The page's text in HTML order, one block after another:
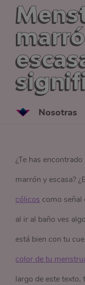
Nosotras
¿Te has
marrón y escasa?
cólicos como señal
al ir al baño ves
está bien con tu
color de tu
largo de este texto,